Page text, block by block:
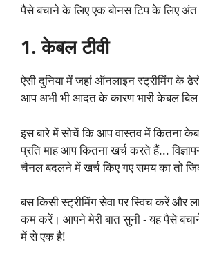
पैसे बचाने के लिए एक बोनस टिप के लिए
1. केबल टीवी
ऐसी दुनिया में जहां ऑनलाइन स्ट्रीमिंग के
आप अभी भी आदत के कारण भारी केबल
इस बारे में सोचें कि आप वास्तव में कितना
प्रति माह आप कितना खर्च करते हैं...
चैनल बदलने में खर्च किए गए समय का तो
बस किसी स्ट्रीमिंग सेवा पर स्विच करें और
कम करें। आपने मेरी बात सुनी - यह पैसे
में से एक है!